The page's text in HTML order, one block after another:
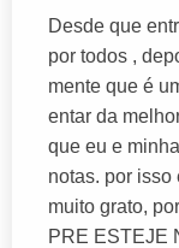
Desde que
por todos ,
mente que é
entar da
que eu e
notas. por isso
muito grato,
PRE ESTEJE